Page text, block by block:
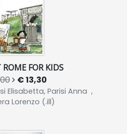
FOR KIDS
€ 13,30
Elisabetta, Parisi Anna ,
Lorenzo (.ill)